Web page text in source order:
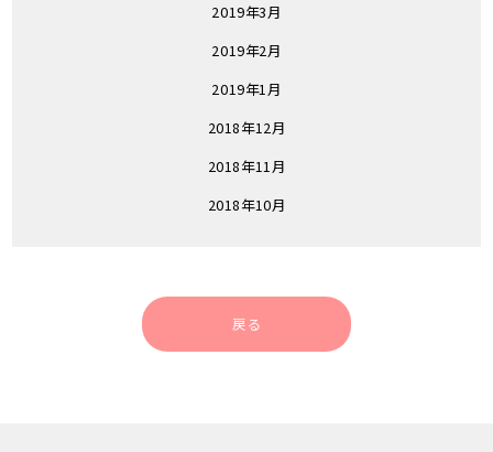
2019年3月
2019年2月
2019年1月
2018年12月
2018年11月
2018年10月
戻る